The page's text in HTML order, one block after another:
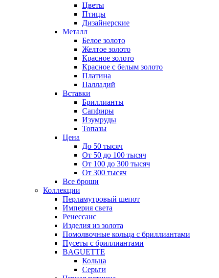
Цветы
Птицы
Дизайнерские
Металл
Белое золото
Желтое золото
Красное золото
Красное с белым золото
Платина
Палладий
Вставки
Бриллианты
Сапфиры
Изумруды
Топазы
Цена
До 50 тысяч
От 50 до 100 тысяч
От 100 до 300 тысяч
От 300 тысяч
Все броши
Коллекции
Перламутровый шепот
Империя света
Ренессанс
Изделия из золота
Помолвочные кольца с бриллиантами
Пусеты с бриллиантами
BAGUETTE
Кольца
Серьги